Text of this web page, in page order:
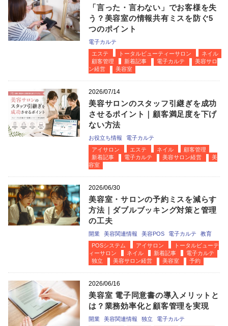
「言った・言わない」でお客様を失
う？美容室の情報共有ミスを防ぐ5
つのポイント
電子カルテ
エステ
トータルビューティーサロン
ネイル
顧客管理
新着記事 電子カルテ
美容サロ
ン経営
美容室
2026/07/14
美容サロンのスタッフ引継ぎを成功
させるポイント｜顧客満足度を下げ
ない方法
お役立ち情報
電子カルテ
アイサロン
エステ ネイル
顧客管理
新着記事
電子カルテ 美容サロン経営
美
容室
2026/06/30
美容室・サロンの予約ミスを減らす
方法｜ダブルブッキング対策と管理
の工夫
開業 美容関連情報 美容POS 電子カルテ
教育
POSシステム
アイサロン
トータルビューテ
ィーサロン
ネイル 新着記事
電子カルテ
独立
美容サロン経営 美容室 予約
2026/06/16
美容室 電子同意書の導入メリットと
は？業務効率化と顧客管理を実現
開業 美容関連情報 独立
電子カルテ